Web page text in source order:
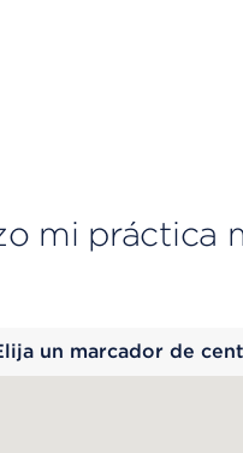
mi práctica
un marcador de